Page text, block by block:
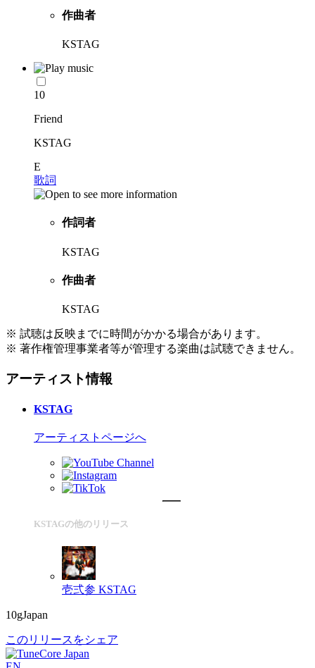
作曲者
KSTAG
10
Friend
KSTAG
E
歌詞
作詞者
KSTAG
作曲者
KSTAG
※ 試聴は反映までに時間がかかる場合があります。
※ 著作権管理事業者等が管理する楽曲は試聴できません。
アーティスト情報
KSTAG
アーティストページへ
KSTAGの他のリリース
壱弍参 KSTAG
10gJapan
このリリースをシェア